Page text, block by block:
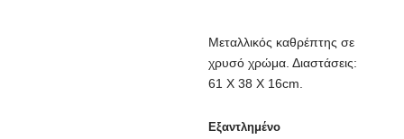
Μεταλλικός καθρέπτης σε
χρυσό χρώμα. Διαστάσεις:
61 Χ 38 Χ 16cm.
Εξαντλημένο